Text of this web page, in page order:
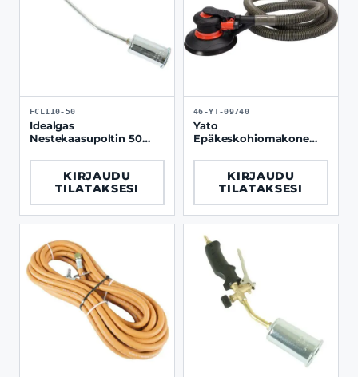
FCL110-50
Idealgas
Nestekaasupoltin 50
liipaisimella
KIRJAUDU
TILATAKSESI
46-YT-09740
Yato
Epäkeskohiomakone
letku ja pölypussi
KIRJAUDU
TILATAKSESI